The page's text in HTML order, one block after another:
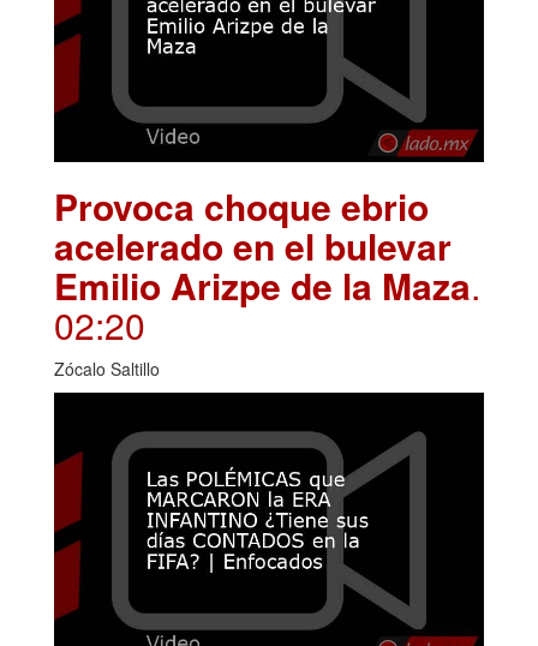
Provoca choque ebrio
acelerado en el bulevar
Emilio Arizpe de la Maza.
02:20
Zócalo Saltillo